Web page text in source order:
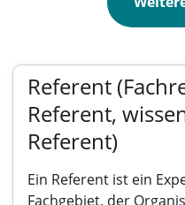
Referent
Referent,
Referent)
Ein Referent ist ein
Fachgebiet, der